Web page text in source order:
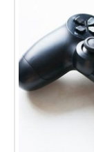
Amazonで見る